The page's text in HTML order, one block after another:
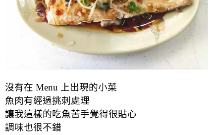
沒有在 Menu 上出現的小菜
魚肉有經過挑刺處理
讓我這樣的吃魚苦手覺得很貼心
調味也很不錯